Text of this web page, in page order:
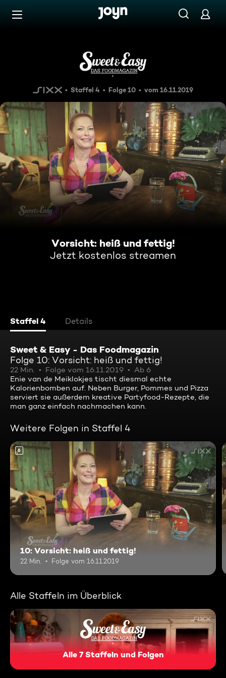
Zum Inhalt springen
Vorsicht: heiß und fettig!
Staffel 4 Folge 10 vom 16.11.2019
Vorsicht: heiß und fettig!
Jetzt kostenlos streamen
Staffel 4 Details
Sweet & Easy - Das Foodmagazin
Folge 10: Vorsicht: heiß und fettig!
22 Min. Folge vom 16.11.2019
Ab 6
Enie van de Meiklokjes tischt diesmal echte
Kalorienbomben auf. Neben Burger, Pommes und Pizza
serviert sie außerdem kreative Partyfood-Rezepte, die
man ganz einfach nachmachen kann.
Weitere Folgen in Staffel 4
6
10: Vorsicht: heiß und fettig!
22 Min. Folge vom 16.11.2019
Alle Staffeln im Überblick
Sweet & Easy - Das
Alle 7 Staffeln und Folgen